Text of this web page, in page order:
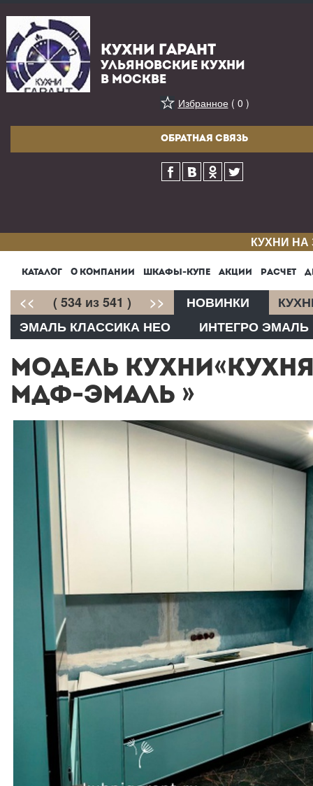
КУХНИ ГАРАНТ
УЛЬЯНОВСКИЕ КУХНИ
В МОСКВЕ
Избранное( 0 )
ОБРАТНАЯ СВЯЗЬ
КУХНИ
КАТАЛОГ О КОМПАНИИ ШКАФЫ-КУПЕ АКЦИИ РАСЧЕТ
<< ( 534 из 541 ) >> НОВИНКИ
ЭМАЛЬ КЛАССИКА НЕО
ИНТЕГРО ЭМАЛЬ
МОДЕЛЬ
МДФ-ЭМАЛЬ »